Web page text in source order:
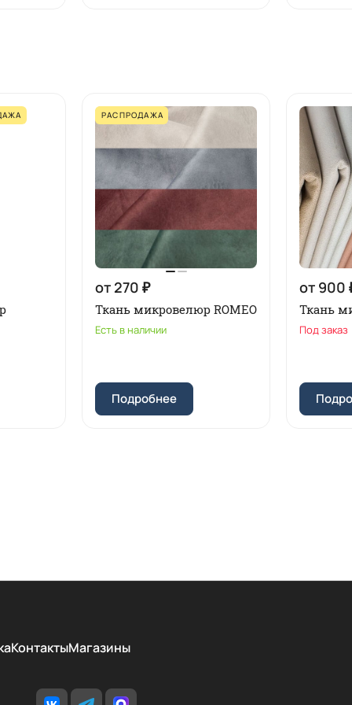
РАСПРОДАЖА
от 270 ₽
Ткань микровелюр ROMEO
Есть в наличии
Подробнее
от 900
Ткань
Под заказ
КонтактыМагазины